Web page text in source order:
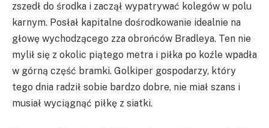
zszedł do środka i zaczął wypatrywać kolegów w polu
karnym. Posłał kapitalne dośrodkowanie idealnie na
głowę wychodzącego zza obrońców Bradleya. Ten nie
mylił się z okolic piątego metra i piłka po koźle wpadła
w górną część bramki. Golkiper gospodarzy, który
tego dnia radził sobie bardzo dobre, nie miał szans i
musiał wyciągnąć piłkę z siatki.